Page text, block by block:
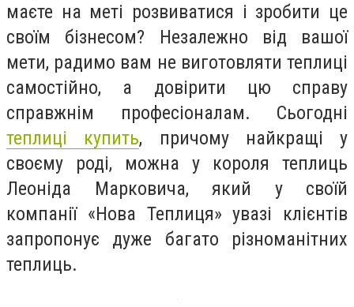
маєте на меті розвиватися і зробити це
своїм бізнесом? Незалежно від вашої
мети, радимо вам не виготовляти теплиці
самостійно, а довірити цю справу
справжнім професіоналам. Сьогодні
теплиці купить, причому найкращі у
своєму роді, можна у короля теплиць
Леоніда Марковича, який у своїй
компанії «Нова Теплиця» увазі клієнтів
запропонує дуже багато різноманітних
теплиць.